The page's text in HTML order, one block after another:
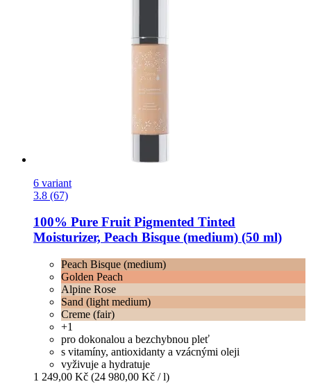
6 variant
3.8 (67)
100% Pure Fruit Pigmented Tinted
Moisturizer, Peach Bisque (medium) (50 ml)
Peach Bisque (medium)
Golden Peach
Alpine Rose
Sand (light medium)
Creme (fair)
+1
pro dokonalou a bezchybnou pleť
s vitamíny, antioxidanty a vzácnými oleji
vyživuje a hydratuje
1 249,00 Kč (24 980,00 Kč / l)